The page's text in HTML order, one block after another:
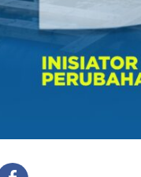
T
i
t
u
e